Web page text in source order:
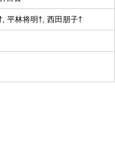
平林将明†, 西田朋子†